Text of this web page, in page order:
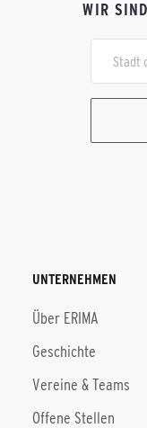
WIR
UNTERNEHMEN
Über ERIMA
Geschichte
Vereine & Teams
Offene Stellen